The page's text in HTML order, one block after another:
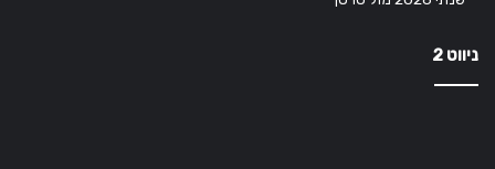
ניווט 2